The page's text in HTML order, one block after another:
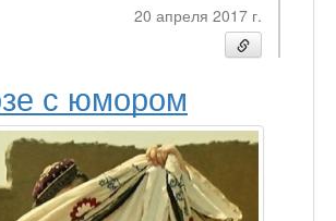
20 апреля 2017 г.
с юмором